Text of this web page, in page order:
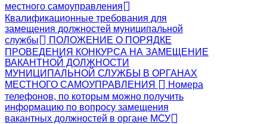
местного самоуправления
Квалификационные требования для
замещения должностей муниципальной
службы
ПОЛОЖЕНИЕ О ПОРЯДКЕ
ПРОВЕДЕНИЯ КОНКУРСА НА ЗАМЕЩЕНИЕ
ВАКАНТНОЙ ДОЛЖНОСТИ
МУНИЦИПАЛЬНОЙ СЛУЖБЫ В ОРГАНАХ
МЕСТНОГО САМОУПРАВЛЕНИЯ
Номера
телефонов, по которым можно получить
информацию по вопросу замещения
вакантных должностей в органе МСУ